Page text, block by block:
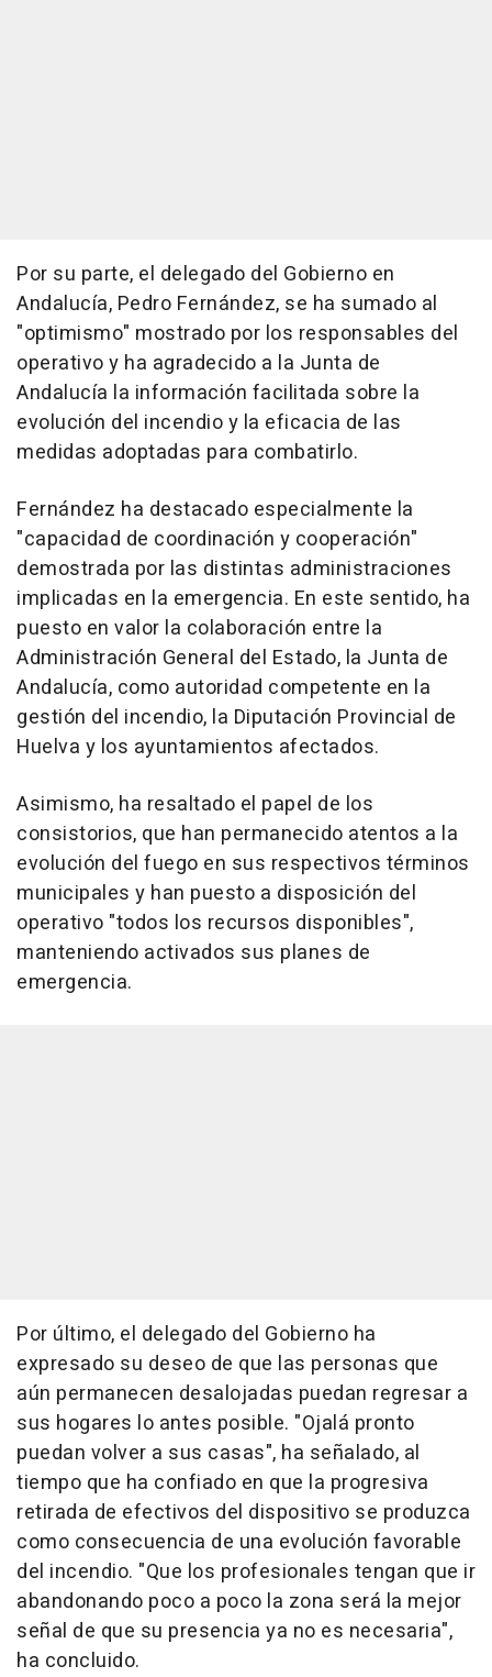
Por su parte, el delegado del Gobierno en
Andalucía, Pedro Fernández, se ha sumado al
"optimismo" mostrado por los responsables del
operativo y ha agradecido a la Junta de
Andalucía la información facilitada sobre la
evolución del incendio y la eficacia de las
medidas adoptadas para combatirlo.
Fernández ha destacado especialmente la
"capacidad de coordinación y cooperación"
demostrada por las distintas administraciones
implicadas en la emergencia. En este sentido, ha
puesto en valor la colaboración entre la
Administración General del Estado, la Junta de
Andalucía, como autoridad competente en la
gestión del incendio, la Diputación Provincial de
Huelva y los ayuntamientos afectados.
Asimismo, ha resaltado el papel de los
consistorios, que han permanecido atentos a la
evolución del fuego en sus respectivos términos
municipales y han puesto a disposición del
operativo "todos los recursos disponibles",
manteniendo activados sus planes de
emergencia.
Por último, el delegado del Gobierno ha
expresado su deseo de que las personas que
aún permanecen desalojadas puedan regresar a
sus hogares lo antes posible. "Ojalá pronto
puedan volver a sus casas", ha señalado, al
tiempo que ha confiado en que la progresiva
retirada de efectivos del dispositivo se produzca
como consecuencia de una evolución favorable
del incendio. "Que los profesionales tengan que ir
abandonando poco a poco la zona será la mejor
señal de que su presencia ya no es necesaria",
ha concluido.